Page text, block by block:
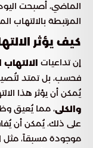
الماضي، أصبحت
المرتبطة بالالتهاب
كيف يؤثر
إن تداعيات
فحسب، بل تمتد
يُمكن أن يؤثر هذا
والكلى، مما يُعيق
على ذلك، يُمكن أن
موجودة مسبقاً، مثل